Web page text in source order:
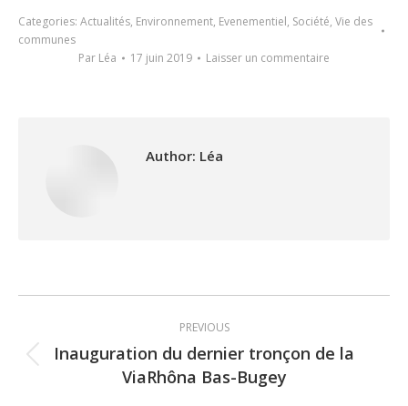
Categories: Actualités, Environnement, Evenementiel, Société, Vie des
communes
Par Léa 17 juin 2019 Laisser un commentaire
Author: Léa
navigation
PREVIOUS
Previous
post:
Inauguration du dernier tronçon de la
ViaRhôna Bas-Bugey